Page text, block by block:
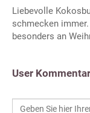
Liebevolle
schmecken
besonders an
User